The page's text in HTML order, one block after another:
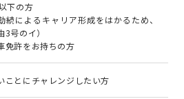
下の方
続によるキャリア形成をはかるため、
3号のイ）
免許をお持ちの方
ことにチャレンジしたい方